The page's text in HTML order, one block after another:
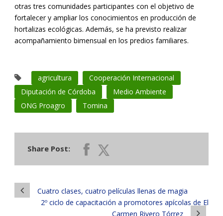
otras tres comunidades participantes con el objetivo de
fortalecer y ampliar los conocimientos en producción de
hortalizas ecológicas. Además, se ha previsto realizar
acompañamiento bimensual en los predios familiares.
agricultura
Cooperación Internacional
Diputación de Córdoba
Medio Ambiente
ONG Proagro
Tomina
Share Post:
Cuatro clases, cuatro películas llenas de magia
2º ciclo de capacitación a promotores apícolas de El
Carmen Rivero Tórrez